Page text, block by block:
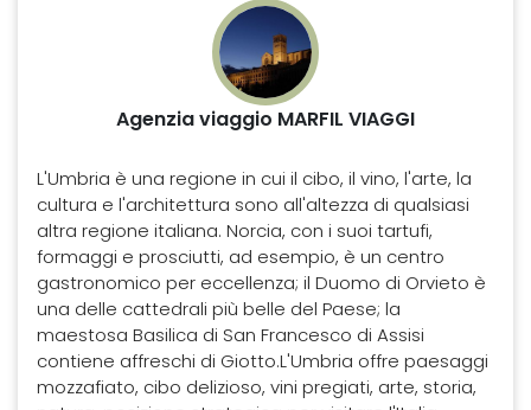
Agenzia viaggio MARFIL VIAGGI
L'Umbria è una regione in cui il cibo, il vino, l'arte, la
cultura e l'architettura sono all'altezza di qualsiasi
altra regione italiana. Norcia, con i suoi tartufi,
formaggi e prosciutti, ad esempio, è un centro
gastronomico per eccellenza; il Duomo di Orvieto è
una delle cattedrali più belle del Paese; la
maestosa Basilica di San Francesco di Assisi
contiene affreschi di Giotto.L'Umbria offre paesaggi
mozzafiato, cibo delizioso, vini pregiati, arte, storia,